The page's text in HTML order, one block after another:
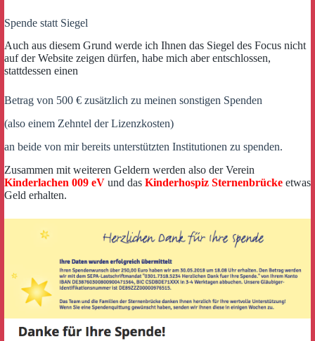
Spende statt Siegel
Auch aus diesem Grund werde ich Ihnen das Siegel des Focus nicht
auf der Website zeigen dürfen, habe mich aber entschlossen,
stattdessen einen
Betrag von 500 € zusätzlich zu meinen sonstigen Spenden
(also einem Zehntel der Lizenzkosten)
an beide von mir bereits unterstützten Institutionen zu spenden.
Zusammen mit weiteren Geldern werden also der Verein
Kinderlachen 009 eV und das Kinderhospiz Sternenbrücke etwas
Geld erhalten.